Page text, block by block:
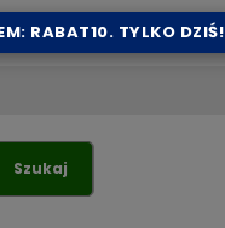
RABAT10. TYLKO DZIŚ!
Szukaj